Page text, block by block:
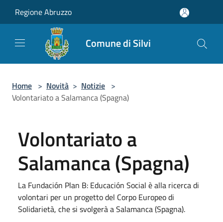
Regione Abruzzo
Comune di Silvi
Home > Novità > Notizie >
Volontariato a Salamanca (Spagna)
Volontariato a
Salamanca (Spagna)
La Fundación Plan B: Educación Social è alla ricerca di
volontari per un progetto del Corpo Europeo di
Solidarietà, che si svolgerà a Salamanca (Spagna).